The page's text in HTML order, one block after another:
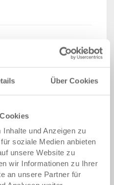
Über Cookies
und Anzeigen zu
soziale Medien anbieten
unsere Website zu
wir Informationen zu Ihrer
an unsere Partner für
Preis
CHF 569.30
CHF 557.30
CHF 539.35